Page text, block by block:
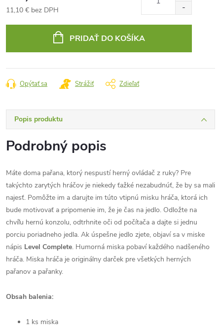
11,10 € bez DPH
PRIDAŤ DO KOŠÍKA
Opýtať sa Strážiť Zdieľať
Popis produktu
Podrobný popis
Máte doma pařana, ktorý nespustí herný ovládač z ruky? Pre
takýchto zarytých hráčov je niekedy ťažké nezabudnúť, že by sa mali
najesť. Pomôžte im a darujte im túto vtipnú misku hráča, ktorá ich
bude motivovať a pripomenie im, že je čas na jedlo. Odložte na
chvíľu hernú konzolu, odtrhnite oči od počítača a dajte si jednu
porciu poriadneho jedla. Ak úspešne jedlo zjete, objaví sa v miske
nápis Level Complete. Humorná miska pobaví každého nadšeného
hráča. Miska hráča je originálny darček pre všetkých herných
pařanov a pařanky.
Obsah balenia:
1 ks miska